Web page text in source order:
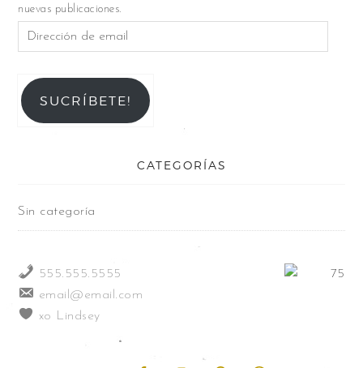
nuevas publicaciones.
SUCRÍBETE!
CATEGORÍAS
Sin categoría
555.555.5555
email@email.com
xo Lindsey